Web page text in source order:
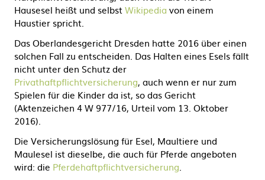
Hausesel heißt und selbstWikipedia von einem
Haustier spricht.
Das Oberlandesgericht Dresden hatte 2016 über einen
solchen Fall zu entscheiden. Das Halten eines Esels fällt
nicht unter den Schutz der
Privathaftpflichtversicherung, auch wenn er nur zum
Spielen für die Kinder da ist, so das Gericht
(Aktenzeichen 4 W 977/16, Urteil vom 13. Oktober
2016).
Die Versicherungslösung für Esel, Maultiere und
Maulesel ist dieselbe, die auch für Pferde angeboten
wird: die Pferdehaftpflichtversicherung.